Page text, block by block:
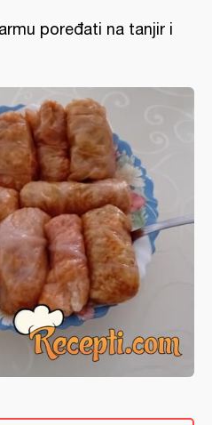
poređati na tanjir i